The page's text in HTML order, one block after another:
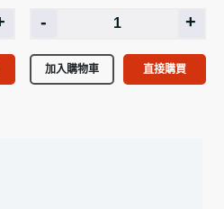
- +
加入購物車 直接購買